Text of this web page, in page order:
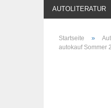
AUTOLITERATUR
Startseite »
autokauf Sommer